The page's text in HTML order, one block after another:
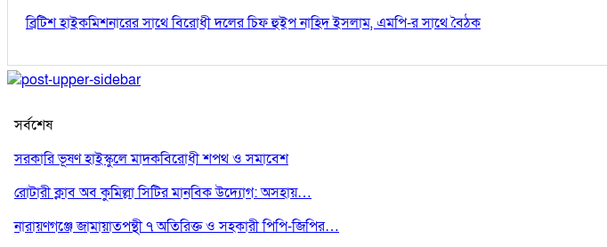
ব্রিটিশ হাইকমিশনারের সাথে বিরোধী দলের চিফ হুইপ নাহিদ ইসলাম, এমপি-র সাথে বৈঠক
সর্বশেষ
সরকারি ভূষণ হাইস্কুলে মাদকবিরোধী শপথ ও সমাবেশ
রোটারী ক্লাব অব কুমিল্লা সিটির মানবিক উদ্যোগ: অসহায়…
নারায়ণগঞ্জে জামায়াতপন্থী ৭ অতিরিক্ত ও সহকারী পিপি-জিপির…